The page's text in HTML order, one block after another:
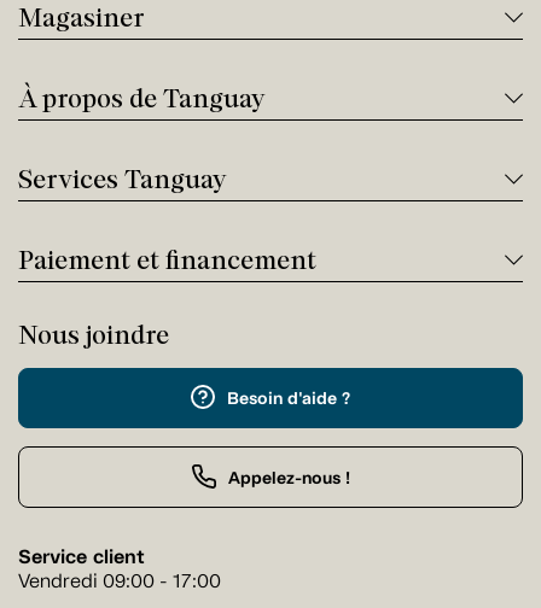
Magasiner
À propos de Tanguay
Services Tanguay
Paiement et financement
Nous joindre
Besoin d'aide ?
Appelez-nous !
Service client
Vendredi 09:00 - 17:00